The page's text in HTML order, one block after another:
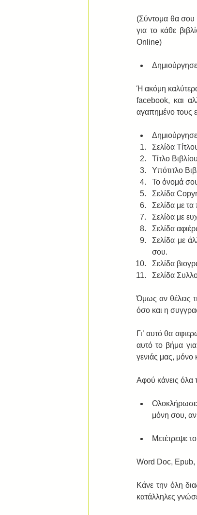
(Σύντομα θα
για το κάθε
Online)
Ή ακόμη
facebook, και
αγαπημένο τους
Σελίδα
Τίτλο
Υπότιτλο
Το όνομά
Σελίδα
Σελίδα με τα
Σελίδα με
Σελίδα
Σελίδα με
σου.
Σελίδα
Σελίδα
Όμως αν θέλεις
όσο και η
Γι’ αυτό θα
αυτό το βήμα
γενιάς μας, μόνο
Αφού κάνεις όλα
Ολοκλήρωσε
μόνη σου, αν
Μετέτρεψε
Word Doc,
Κάνε την όλη
κατάλληλες